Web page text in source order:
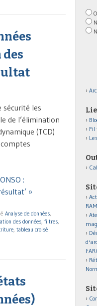
des
les
de l’élimination
(TCD)
:
»
Analyse de données,
des données, filtres,
, tableau croisé
Fil